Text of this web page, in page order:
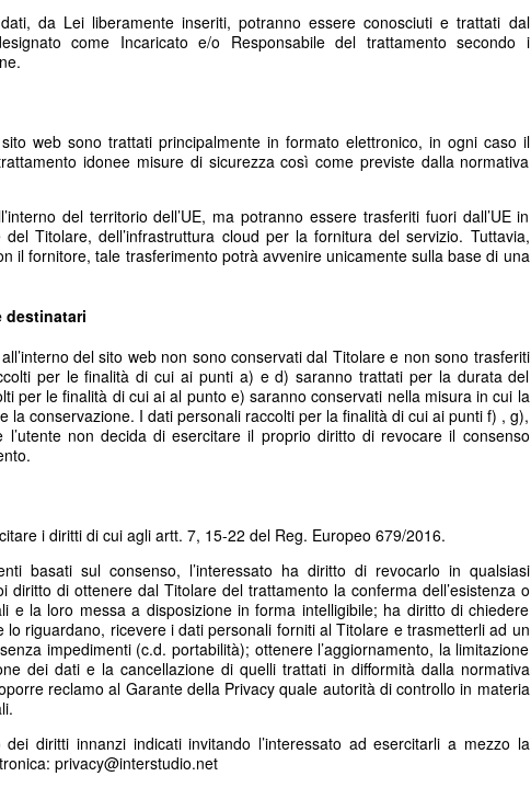
da Lei liberamente inseriti, potranno essere conosciuti e trattati dal
come Incaricato e/o Responsabile del trattamento secondo i
web sono trattati principalmente in formato elettronico, in ogni caso il
idonee misure di sicurezza così come previste dalla normativa
del territorio dell’UE, ma potranno essere trasferiti fuori dall’UE in
del Titolare, dell’infrastruttura cloud per la fornitura del servizio. Tuttavia,
il fornitore, tale trasferimento potrà avvenire unicamente sulla base di una
destinatari
del sito web non sono conservati dal Titolare e non sono trasferiti
per le finalità di cui ai punti a) e d) saranno trattati per la durata del
per le finalità di cui ai al punto e) saranno conservati nella misura in cui la
la conservazione. I dati personali raccolti per la finalità di cui ai punti f) , g),
non decida di esercitare il proprio diritto di revocare il consenso
i diritti di cui agli artt. 7, 15-22 del Reg. Europeo 679/2016.
basati sul consenso, l’interessato ha diritto di revocarlo in qualsiasi
diritto di ottenere dal Titolare del trattamento la conferma dell’esistenza o
e la loro messa a disposizione in forma intelligibile; ha diritto di chiedere
lo riguardano, ricevere i dati personali forniti al Titolare e trasmetterli ad un
impedimenti (c.d. portabilità); ottenere l’aggiornamento, la limitazione
dei dati e la cancellazione di quelli trattati in difformità dalla normativa
reclamo al Garante della Privacy quale autorità di controllo in materia
dei diritti innanzi indicati invitando l’interessato ad esercitarli a mezzo la
privacy@interstudio.net